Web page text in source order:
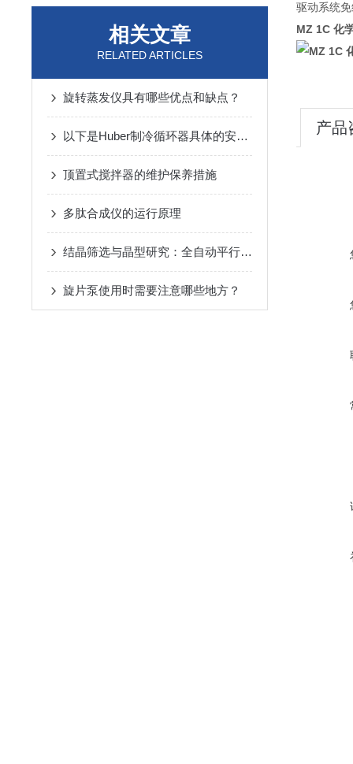
相关文章
RELATED ARTICLES
旋转蒸发仪具有哪些优点和缺点？
以下是Huber制冷循环器具体的安装方法及注意事项
顶置式搅拌器的维护保养措施
多肽合成仪的运行原理
结晶筛选与晶型研究：全自动平行反应工作站
旋片泵使用时需要注意哪些地方？
驱动系统
MZ 1C 化
产品